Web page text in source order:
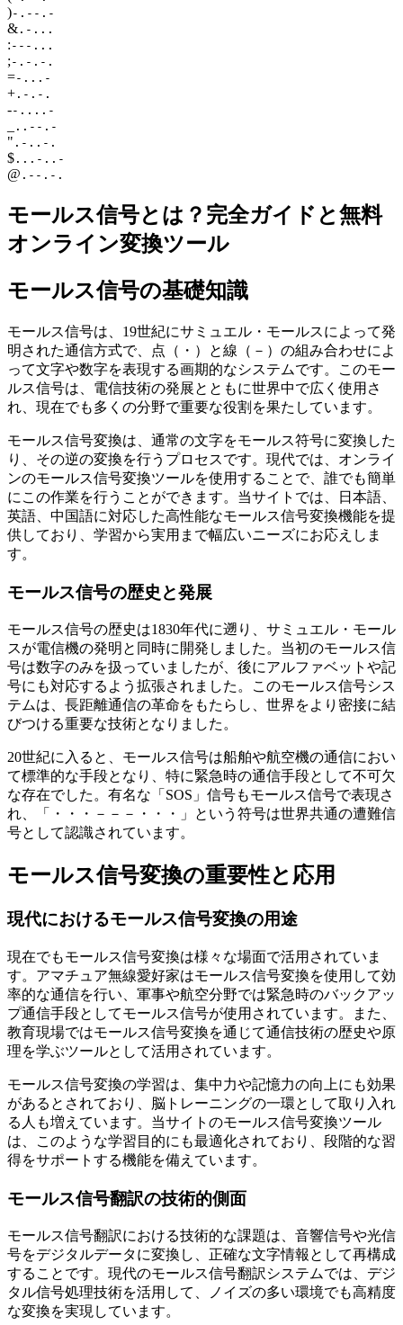
)-.--.-
& .-...
: ---...
; -.-.-.
=-...-
+ .-.-.
--....-
..--.-
" .-..-.
$ ...-..-
@ .--.-.
モールス信号とは？完全ガイドと無料
オンライン変換ツール
モールス信号の基礎知識
モールス信号は、19世紀にサミュエル・モールスによって発
明された通信方式で、点（・）と線（－）の組み合わせによ
って文字や数字を表現する画期的なシステムです。このモー
ルス信号は、電信技術の発展とともに世界中で広く使用さ
れ、現在でも多くの分野で重要な役割を果たしています。
モールス信号変換は、通常の文字をモールス符号に変換した
り、その逆の変換を行うプロセスです。現代では、オンライ
ンのモールス信号変換ツールを使用することで、誰でも簡単
にこの作業を行うことができます。当サイトでは、日本語、
英語、中国語に対応した高性能なモールス信号変換機能を提
供しており、学習から実用まで幅広いニーズにお応えしま
す。
モールス信号の歴史と発展
モールス信号の歴史は1830年代に遡り、サミュエル・モール
スが電信機の発明と同時に開発しました。当初のモールス信
号は数字のみを扱っていましたが、後にアルファベットや記
号にも対応するよう拡張されました。このモールス信号シス
テムは、長距離通信の革命をもたらし、世界をより密接に結
びつける重要な技術となりました。
20世紀に入ると、モールス信号は船舶や航空機の通信におい
て標準的な手段となり、特に緊急時の通信手段として不可欠
な存在でした。有名な「SOS」信号もモールス信号で表現さ
れ、「・・・－－－・・・」という符号は世界共通の遭難信
号として認識されています。
モールス信号変換の重要性と応用
現代におけるモールス信号変換の用途
現在でもモールス信号変換は様々な場面で活用されていま
す。アマチュア無線愛好家はモールス信号変換を使用して効
率的な通信を行い、軍事や航空分野では緊急時のバックアッ
プ通信手段としてモールス信号が使用されています。また、
教育現場ではモールス信号変換を通じて通信技術の歴史や原
理を学ぶツールとして活用されています。
モールス信号変換の学習は、集中力や記憶力の向上にも効果
があるとされており、脳トレーニングの一環として取り入れ
る人も増えています。当サイトのモールス信号変換ツール
は、このような学習目的にも最適化されており、段階的な習
得をサポートする機能を備えています。
モールス信号翻訳の技術的側面
モールス信号翻訳における技術的な課題は、音響信号や光信
号をデジタルデータに変換し、正確な文字情報として再構成
することです。現代のモールス信号翻訳システムでは、デジ
タル信号処理技術を活用して、ノイズの多い環境でも高精度
な変換を実現しています。